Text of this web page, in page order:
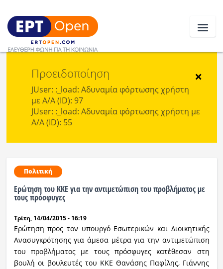
Ειδήσεις
Ελλάδα
Κοινωνία
Οικονομία
Αθλητικά
Ραδιόφωνο LIVE
×
Προειδοποίηση
JUser: :_load: Αδυναμία φόρτωσης χρήστη
με Α/Α (ID): 97
JUser: :_load: Αδυναμία φόρτωσης χρήστη με
Α/Α (ID): 55
Πολιτική
Ερώτηση του ΚΚΕ για την αντιμετώπιση του προβλήματος με
τους πρόσφυγες
Τρίτη, 14/04/2015 - 16:19
Ερώτηση προς τον υπουργό Εσωτερικών και Διοικητικής
Ανασυγκρότησης για άμεσα μέτρα για την αντιμετώπιση
του προβλήματος με τους πρόσφυγες κατέθεσαν στη
βουλή οι βουλευτές του ΚΚΕ Θανάσης Παφίλης, Γιάννης